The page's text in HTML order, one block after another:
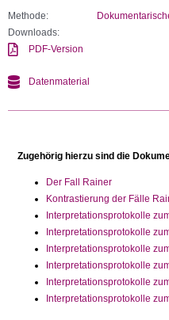
Methode:
Downloads:
PDF-Version
Datenmaterial
Zugehörig hierzu sind die
Der Fall Rainer
Kontrastierung der Fälle
Interpretationsprotokolle
Interpretationsprotokolle
Interpretationsprotokolle
Interpretationsprotokolle
Interpretationsprotokolle
Interpretationsprotokolle